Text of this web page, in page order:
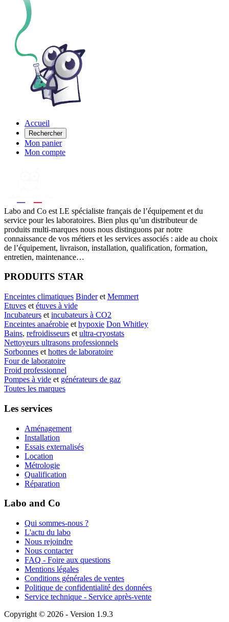
Accueil
Rechercher
Mon panier
Mon compte
Labo and Co est LE spécialiste français de l’équipement et du
service pour les laboratoires. Bien plus qu’un distributeur de
produits multi-marques nous nous distinguons par notre
connaissance de vos métiers et les services associés : aide au choix
de l’équipement, livraison, installation, qualification, formation,
entretien, maintenance…
PRODUITS STAR
Enceintes climatiques Binderet Memmert
Etuves et étuves à vide
Incubateurs et incubateurs à CO2
Enceintes anaérobie et hypoxie Don Whitley
Bains, refroidisseurs et ultra-cryostats
Nettoyeurs ultrasons professionnels
Sorbonnes et hottes de laboratoire
Four de laboratoire
Froid professionnel
Pompes à vide et générateurs de gaz
Toutes les marques
Les services
Aménagement
Installation
Essais externalisés
Location
Métrologie
Qualification
Réparation
Labo and Co
Qui sommes-nous ?
L'actu du labo
Nous rejoindre
Nous contacter
FAQ - Foire aux questions
Mentions légales
Conditions générales de ventes
Politique de confidentialité des données
Service technique - Service après-vente
Copyright © 2026 - Version 1.9.3